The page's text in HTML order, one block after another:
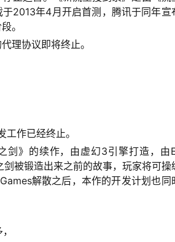
2013年4月开启首测，腾讯于同年宣
。
理协议即将终止。
工作已经终止。
剑》的续作，由虚幻3引擎打造，由
被锻造出来之前的故事，玩家将可操
解散之后，本作的开发计划也同